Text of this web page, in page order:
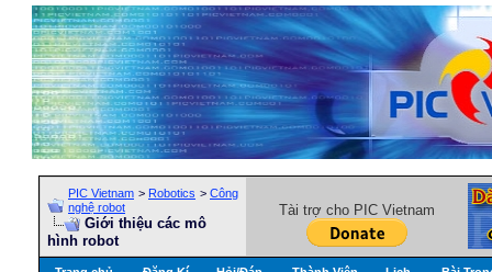
PIC Vietnam > Robotics > Công
nghệ robot
Giới thiệu các mô
hình robot
Tài trợ cho PIC Vietnam